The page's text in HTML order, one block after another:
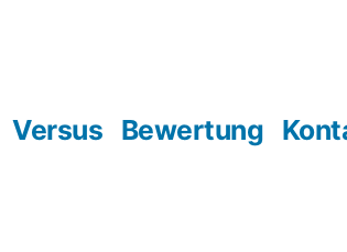
Versus Bewertung